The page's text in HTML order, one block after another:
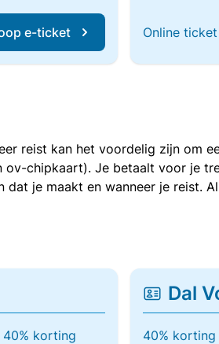
e-ticket Online ticket
reist kan het voordelig zijn
chipkaart). Je betaalt voor je
dat je maakt en wanneer je reist.
korting
Dal
40%